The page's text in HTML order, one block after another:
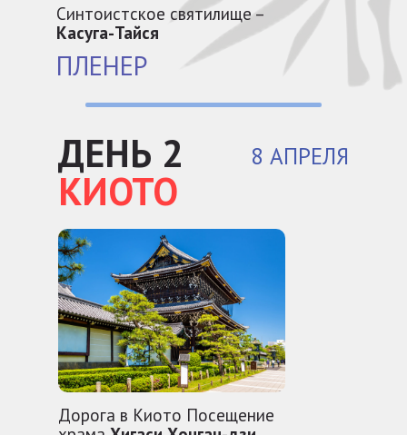
Дорога в Киото Посещение
ДЕНЬ 2
КИОТО
8 АПРЕЛЯ
Синтоистское святилище –
Касуга-Тайся
ПЛЕНЕР